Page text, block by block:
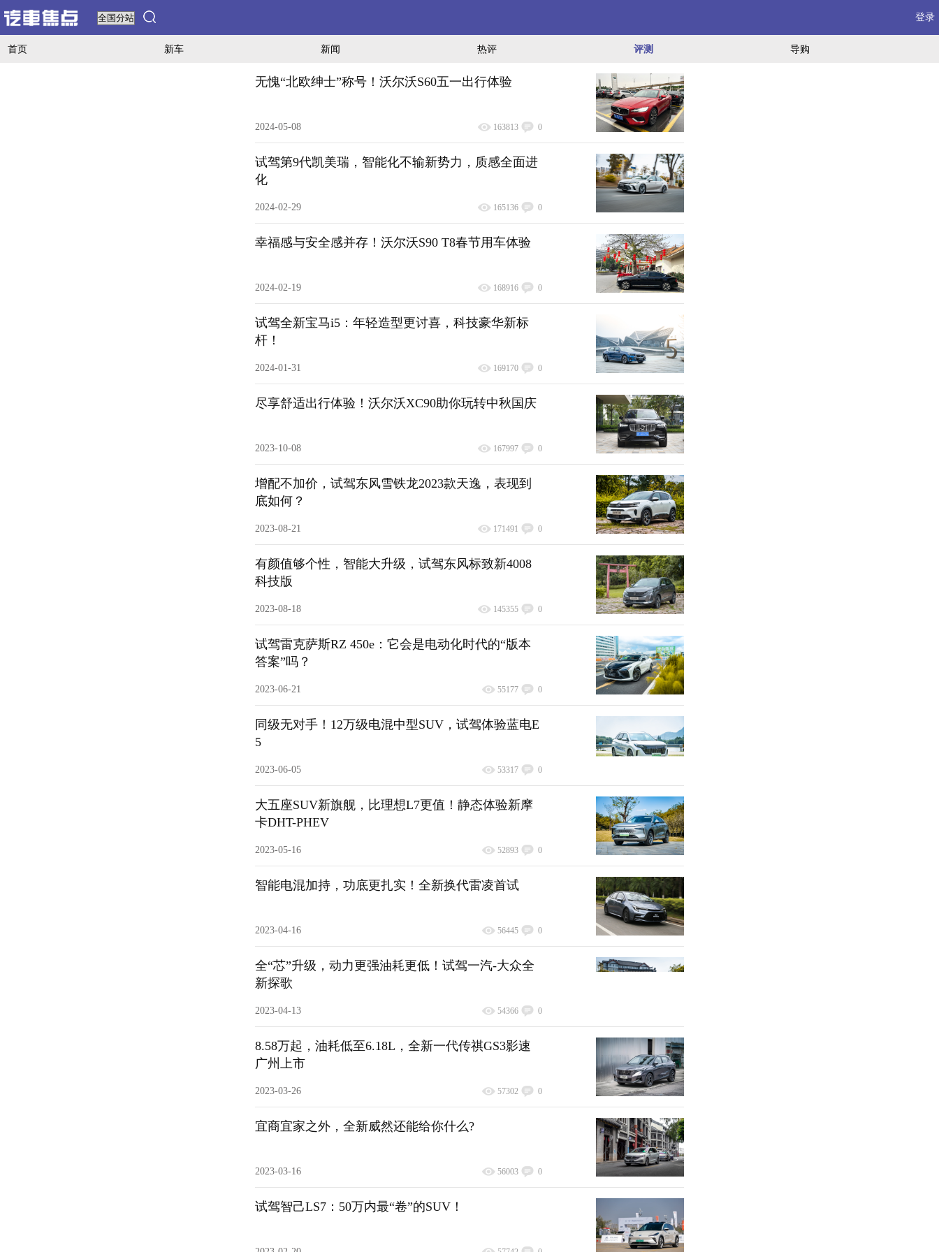
登录
首页 新车 新闻 热评 评测 导购
无愧“北欧绅士”称号！沃尔沃S60五一出行体验
2024-05-08 163813 0
试驾第9代凯美瑞，智能化不输新势力，质感全面进
化
2024-02-29 165136 0
幸福感与安全感并存！沃尔沃S90 T8春节用车体验
2024-02-19 168916 0
试驾全新宝马i5：年轻造型更讨喜，科技豪华新标
杆！
2024-01-31 169170 0
尽享舒适出行体验！沃尔沃XC90助你玩转中秋国庆
2023-10-08 167997 0
增配不加价，试驾东风雪铁龙2023款天逸，表现到
底如何？
2023-08-21 171491 0
有颜值够个性，智能大升级，试驾东风标致新4008
科技版
2023-08-18 145355 0
试驾雷克萨斯RZ 450e：它会是电动化时代的“版本
答案”吗？
2023-06-21 55177 0
同级无对手！12万级电混中型SUV，试驾体验蓝电E
5
2023-06-05 53317 0
大五座SUV新旗舰，比理想L7更值！静态体验新摩
卡DHT-PHEV
2023-05-16 52893 0
智能电混加持，功底更扎实！全新换代雷凌首试
2023-04-16 56445 0
全“芯”升级，动力更强油耗更低！试驾一汽-大众全
新探歌
2023-04-13 54366 0
8.58万起，油耗低至6.18L，全新一代传祺GS3影速
广州上市
2023-03-26 57302 0
宜商宜家之外，全新威然还能给你什么?
2023-03-16 56003 0
试驾智己LS7：50万内最“卷”的SUV！